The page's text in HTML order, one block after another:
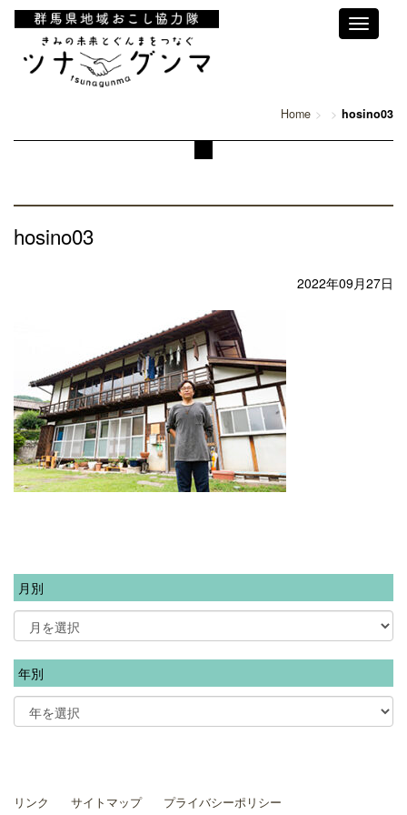
Toggle
Home hosino03
hosino03
2022年09月27日
月別
年別
リンク サイトマップ プライバシーポリシー